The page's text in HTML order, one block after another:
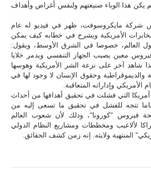
يكن هذا الوباء صنيعتهم ولنفس أغراض وأهداف
شركة مايكروسوفت، ظهر في فيديو له عام
المخابرات الأمريكية ويشرح في خطابه كيف يمكن
العالم، خصوصا في الشرق الأوسط، ويقول:
معين يصيب الجهاز التنفسي ويدمر خلايا
شاهد آخر على نزعة الشر الأمريكية وهوسها
والديموقراطية وحقوق الإنسان لا وجود لها في
وإداراته المتعاقبة.
أمريكا التي فشلت في تحقيق أهدافها من أحداث
سبتمبر منذ 20 عاما تتجه للفشل في تحقيق ما تسعى إليه من
فيروس "كورونا"، وذلك لأن شعوب العالم
لألاعيب ومخططات ومشاريع النظام الدولي
المنتهية ولايته. إنه زمن كشف الحقائق.